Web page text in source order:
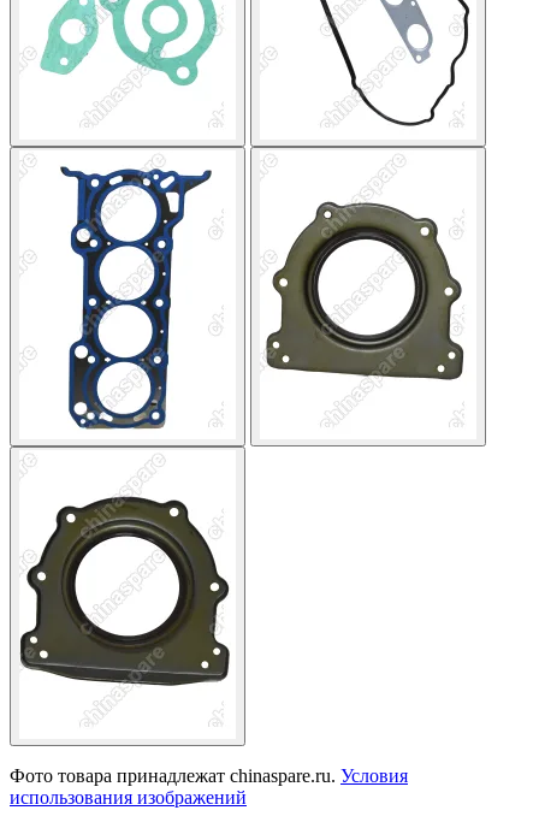
Фото товара принадлежат chinaspare.ru. Условия
использования изображений